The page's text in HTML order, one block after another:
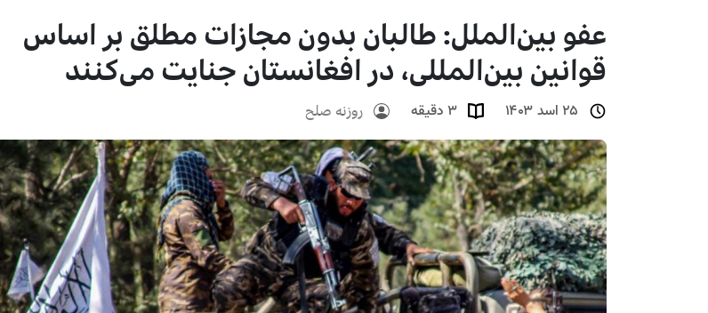
عفو بین‌الملل: طالبان بدون مجازات مطلق بر اساس
قوانین بین‌المللی، در افغانستان جنایت می‌کنند
۲۵ اسد ۱۴۰۳ ۳ دقیقه روزنه صلح